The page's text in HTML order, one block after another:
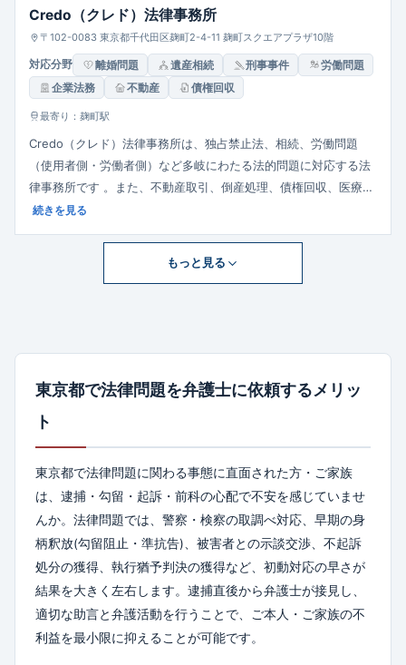
税理士資格を有する弁護士や他士業との連携により、不動産や相
続税を含む総合的な解決を目指しています。初回相談は30分
5,500円（税込）で、オンライン相談も可能です。飯田橋駅から
徒歩7分の立地にあり、依頼者の心情に寄り添った丁寧な対応を心
掛けています。
Credo（クレド）法律事務所
〒102-0083 東京都千代田区麹町2-4-11 麹町スクエアプラザ10階
対応分野 離婚問題 遺産相続 刑事事件
労働問題
企業法務
不動産 債権回収
最寄り：麹町駅
Credo（クレド）法律事務所は、独占禁止法、相続、労働問題
（使用者側・労働者側）など多岐にわたる法的問題に対応する法
律事務所です 。また、不動産取引、倒産処理、債権回収、医療事
件などの分野にも注力しており、企業・個人を問わず幅広い依頼
続きを見る
もっと見る
東京都で法律問題を弁護士に依頼するメリッ
ト
東京都で法律問題に関わる事態に直面された方・ご家族
は、逮捕・勾留・起訴・前科の心配で不安を感じていませ
んか。法律問題では、警察・検察の取調べ対応、早期の身
柄釈放(勾留阻止・準抗告)、被害者との示談交渉、不起訴
処分の獲得、執行猶予判決の獲得など、初動対応の早さが
結果を大きく左右します。逮捕直後から弁護士が接見し、
適切な助言と弁護活動を行うことで、ご本人・ご家族の不
利益を最小限に抑えることが可能です。